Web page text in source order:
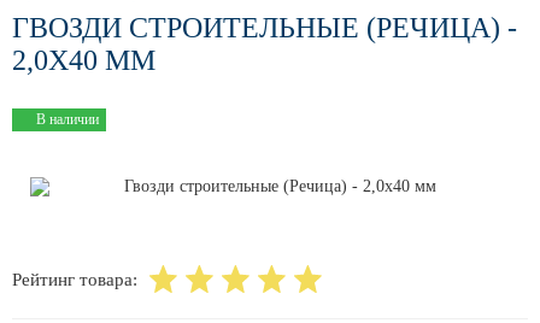
ГВОЗДИ СТРОИТЕЛЬНЫЕ (РЕЧИЦА) -
2,0Х40 ММ
В наличии
Рейтинг товара: